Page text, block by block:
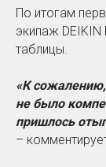
По итогам
экипаж DEIKIN
таблицы.
«К
не было
пришлось
–